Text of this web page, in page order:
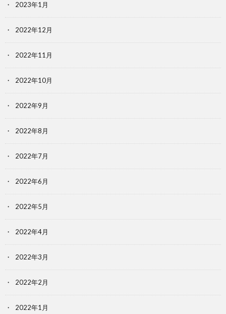
2023年1月
2022年12月
2022年11月
2022年10月
2022年9月
2022年8月
2022年7月
2022年6月
2022年5月
2022年4月
2022年3月
2022年2月
2022年1月